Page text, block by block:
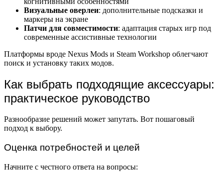
Визуальные оверлеи: дополнительные подсказки и
маркеры на экране
Патчи для совместимости: адаптация старых игр под
современные ассистивные технологии
Платформы вроде Nexus Mods и Steam Workshop облегчают
поиск и установку таких модов.
Как выбрать подходящие аксессуары:
практическое руководство
Разнообразие решений может запутать. Вот пошаговый
подход к выбору.
Оценка потребностей и целей
Начните с честного ответа на вопросы: